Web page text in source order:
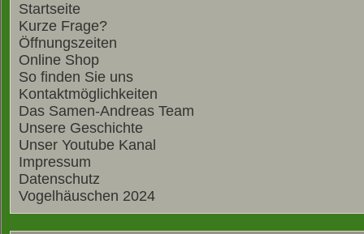
Startseite
Kurze Frage?
Öffnungszeiten
Online Shop
So finden Sie uns
Kontaktmöglichkeiten
Das Samen-Andreas Team
Unsere Geschichte
Unser Youtube Kanal
Impressum
Datenschutz
Vogelhäuschen 2024